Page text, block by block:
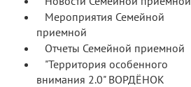
Мероприятия Семейной
приемной
Отчеты Семейной приемной
"Территория особенного
внимания 2.0" ВОРДЁНОК